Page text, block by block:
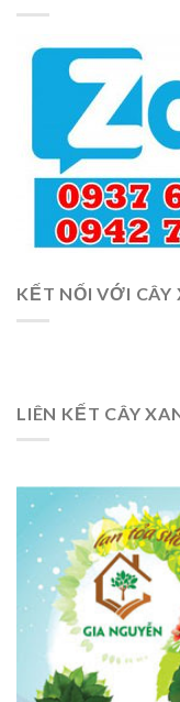
KẾT NỐI VỚI CÂY
LIÊN KẾT CÂY